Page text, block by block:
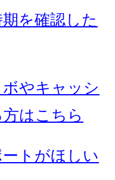
を確認した
やキャッシ
はこちら
トがほしい